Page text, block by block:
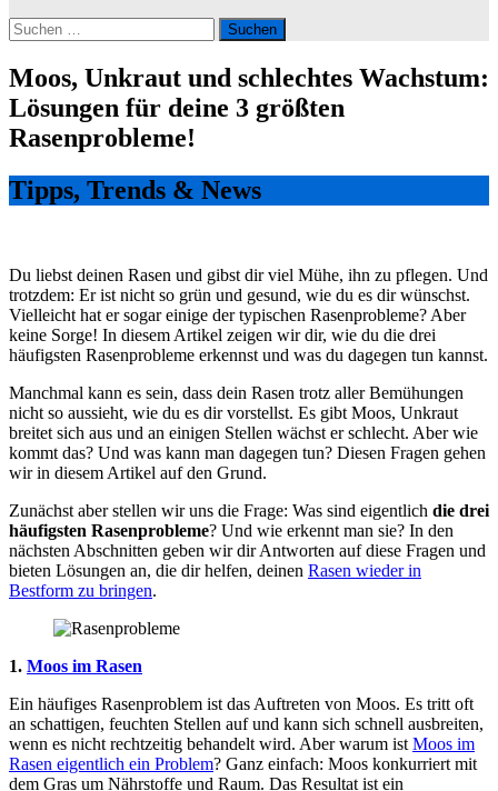
Suchen
nach:
Moos, Unkraut und schlechtes Wachstum:
Lösungen für deine 3 größten
Rasenprobleme!
Tipps, Trends & News
Du liebst deinen Rasen und gibst dir viel Mühe, ihn zu pflegen. Und
trotzdem: Er ist nicht so grün und gesund, wie du es dir wünschst.
Vielleicht hat er sogar einige der typischen Rasenprobleme? Aber
keine Sorge! In diesem Artikel zeigen wir dir, wie du die drei
häufigsten Rasenprobleme erkennst und was du dagegen tun kannst.
Manchmal kann es sein, dass dein Rasen trotz aller Bemühungen
nicht so aussieht, wie du es dir vorstellst. Es gibt Moos, Unkraut
breitet sich aus und an einigen Stellen wächst er schlecht. Aber wie
kommt das? Und was kann man dagegen tun? Diesen Fragen gehen
wir in diesem Artikel auf den Grund.
Zunächst aber stellen wir uns die Frage: Was sind eigentlich die drei
häufigsten Rasenprobleme? Und wie erkennt man sie? In den
nächsten Abschnitten geben wir dir Antworten auf diese Fragen und
bieten Lösungen an, die dir helfen, deinen Rasen wieder in
Bestform zu bringen.
1. Moos im Rasen
Ein häufiges Rasenproblem ist das Auftreten von Moos. Es tritt oft
an schattigen, feuchten Stellen auf und kann sich schnell ausbreiten,
wenn es nicht rechtzeitig behandelt wird. Aber warum ist Moos im
Rasen eigentlich ein Problem? Ganz einfach: Moos konkurriert mit
dem Gras um Nährstoffe und Raum. Das Resultat ist ein